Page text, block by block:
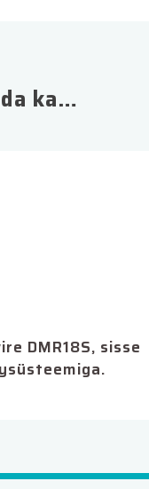
ka…
DMR18S, sisse